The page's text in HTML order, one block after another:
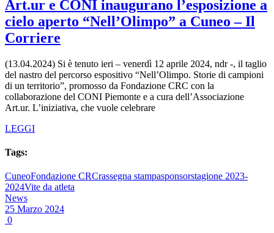
Art.ur e CONI inaugurano l’esposizione a
cielo aperto “Nell’Olimpo” a Cuneo – Il
Corriere
(13.04.2024) Si è tenuto ieri – venerdì 12 aprile 2024, ndr -, il taglio
del nastro del percorso espositivo “Nell’Olimpo. Storie di campioni
di un territorio”, promosso da Fondazione CRC con la
collaborazione del CONI Piemonte e a cura dell’Associazione
Art.ur. L’iniziativa, che vuole celebrare
LEGGI
Tags:
CuneoFondazione CRCrassegna stampasponsorstagione 2023-
2024Vite da atleta
News
25 Marzo 2024
0